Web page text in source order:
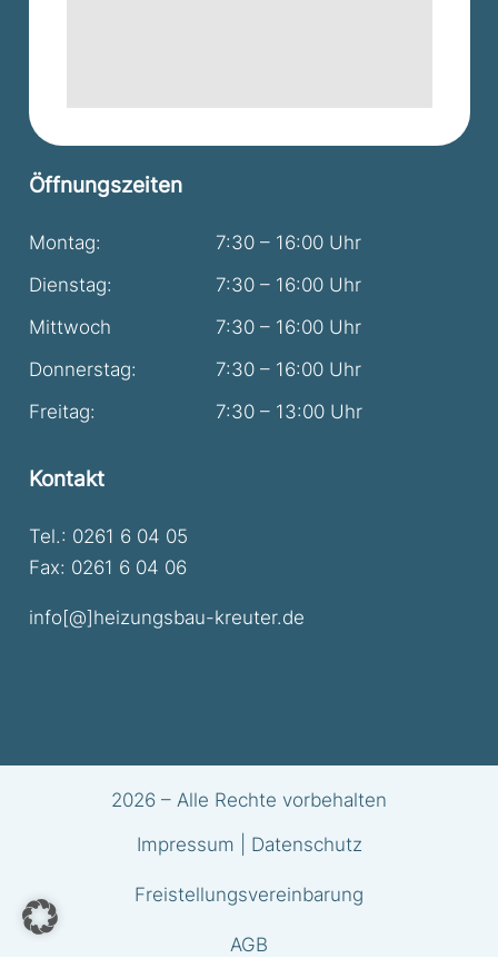
Öffnungszeiten
Montag:
7:30 – 16:00 Uhr
Dienstag:
7:30 – 16:00 Uhr
Mittwoch
7:30 – 16:00 Uhr
Donnerstag:
7:30 – 16:00 Uhr
Freitag:
7:30 – 13:00 Uhr
Kontakt
Tel.: 0261 6 04 05
Fax: 0261 6 04 06
info[@]heizungsbau-kreuter.de
2026 – Alle Rechte vorbehalten
Impressum
Datenschutz
Freistellungsvereinbarung
AGB